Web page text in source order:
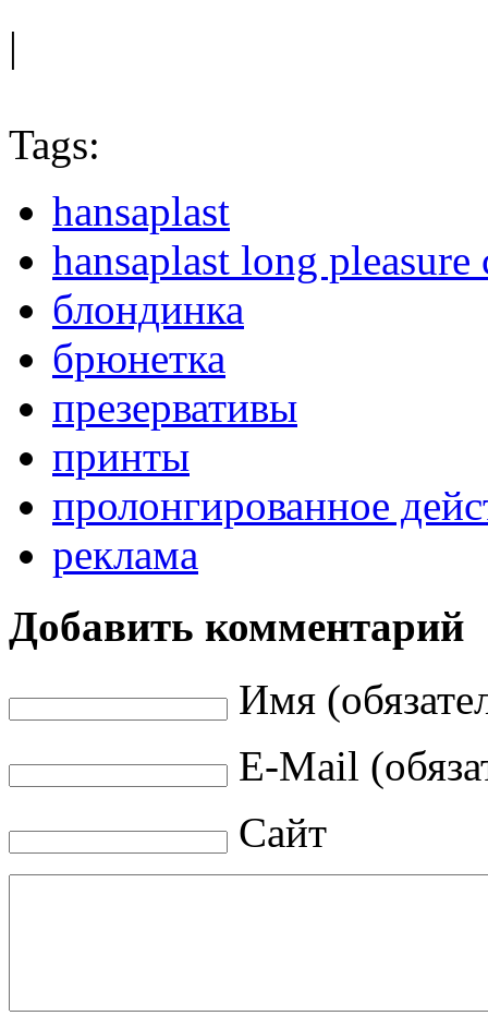
|
Tags:
hansaplast
hansaplast long pleasure
блондинка
брюнетка
презервативы
принты
пролонгированное
реклама
Добавить комментарий
Имя
E-Mail
Сайт